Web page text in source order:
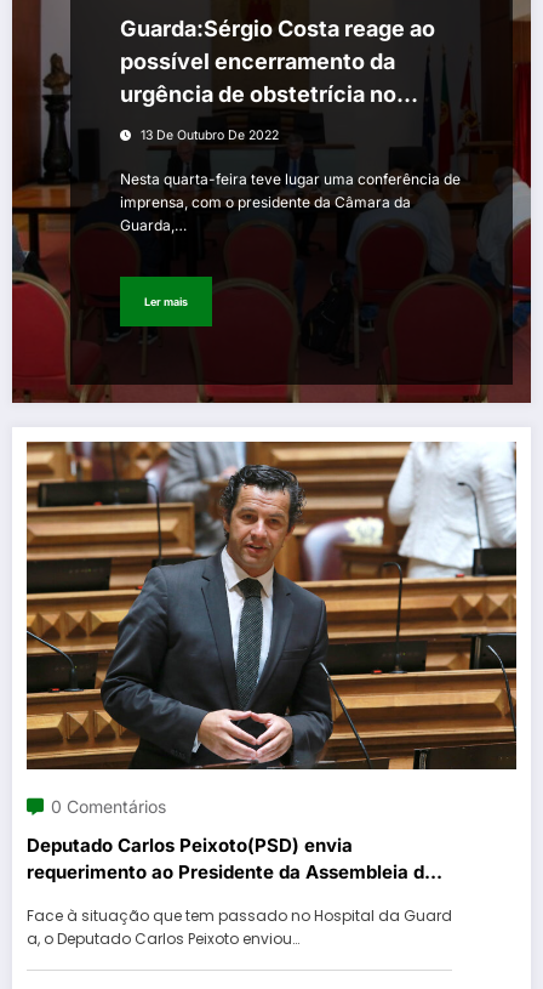
Guarda:Sérgio Costa reage ao
possível encerramento da
urgência de obstetrícia no
Hospital da Guarda
13 De Outubro De 2022
Nesta quarta-feira teve lugar uma conferência de
imprensa, com o presidente da Câmara da
Guarda,…
Ler mais
0 Comentários
Deputado Carlos Peixoto(PSD) envia
requerimento ao Presidente da Assembleia da
Face à situação que tem passado no Hospital da Guard
a, o Deputado Carlos Peixoto enviou…